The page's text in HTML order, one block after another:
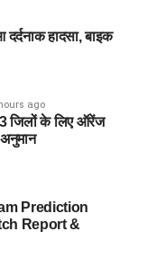
2026 :
हादसा, बाइक
ago
3 जिलों के लिए ऑरेंज
Prediction
Report &